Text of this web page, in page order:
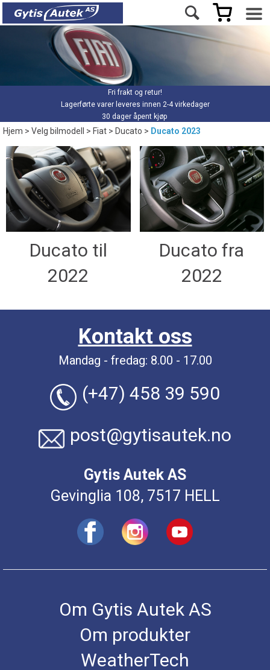
Fri frakt og retur!
Lagerførte varer leveres innen 2-4 virkedager
30 dager åpent kjøp
Hjem>Velg bilmodell >Fiat>Ducato> Ducato 2023
Ducato til
2022
Ducato fra
2022
Kontakt oss
Mandag - fredag: 8.00 - 17.00
(+47) 458 39 590
post@gytisautek.no
Gytis Autek AS
Gevinglia 108, 7517 HELL
Om Gytis Autek AS
Om produkter
WeatherTech